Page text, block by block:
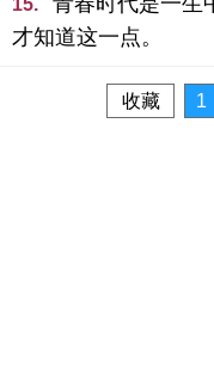
15.
才知道这一点。
收藏 1